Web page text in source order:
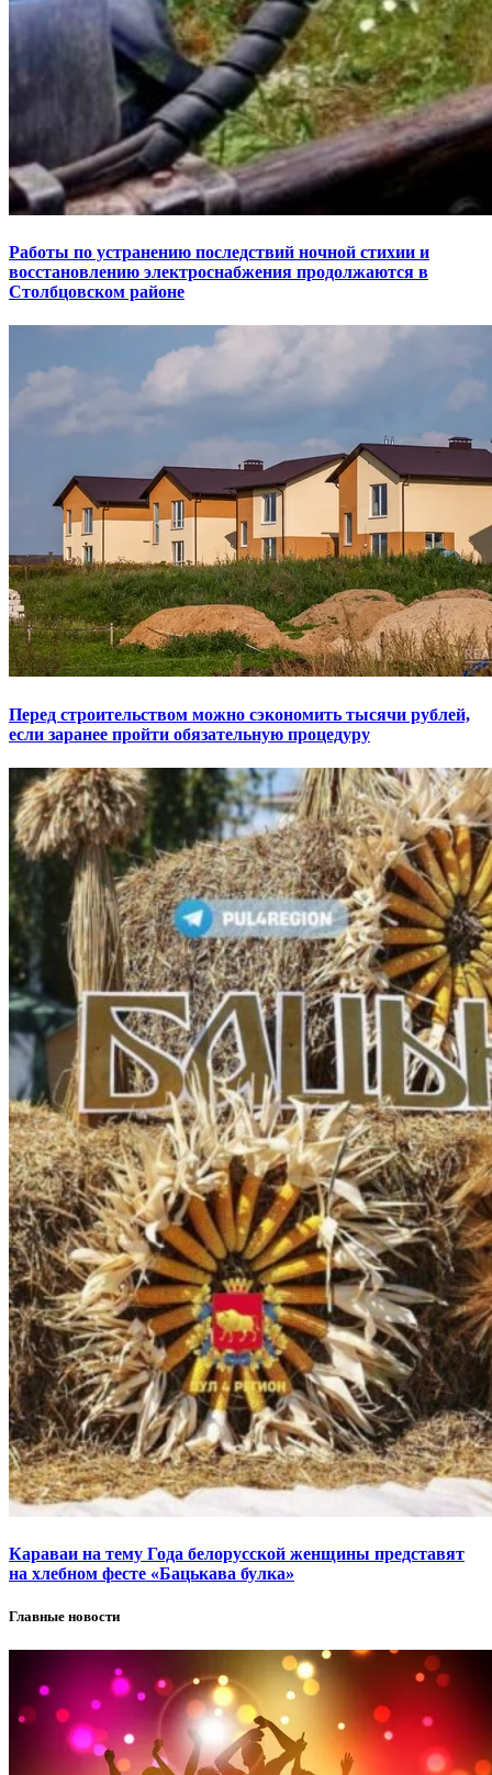
Работы по устранению последствий ночной стихии и
восстановлению электроснабжения продолжаются в
Столбцовском районе
Перед строительством можно сэкономить тысячи рублей,
если заранее пройти обязательную процедуру
Караваи на тему Года белорусской женщины представят
на хлебном фесте «Бацькава булка»
Главные новости